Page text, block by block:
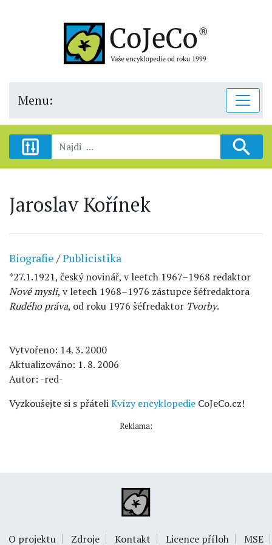
Menu:
Jaroslav Kořínek
Biografie /Publicistika
*27.1.1921, český novinář, v leetch 1967–1968 redaktor
Nové mysli, v letech 1968–1976 zástupce šéfredaktora
Rudého práva, od roku 1976 šéfredaktor Tvorby.
Vytvořeno: 14. 3. 2000
Aktualizováno: 1. 8. 2006
Autor: -red-
Vyzkoušejte si s přáteliKvízy encyklopedie CoJeCo.cz!
Reklama:
O projektu Zdroje Kontakt Licence příloh MSE